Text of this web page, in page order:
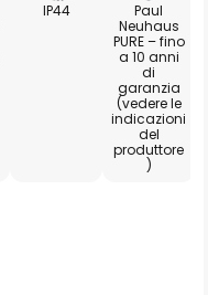
IP44
Paul
Neuhaus
PURE – fino
a 10 anni
di
garanzia
(vedere le
indicazioni
del
produttore
)